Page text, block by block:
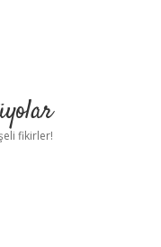
fikirler!